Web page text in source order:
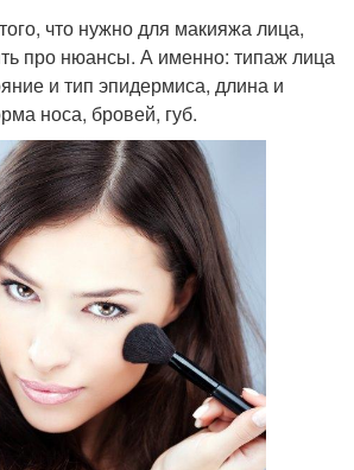
что нужно для макияжа лица,
про нюансы. А именно: типаж лица
и тип эпидермиса, длина и
носа, бровей, губ.